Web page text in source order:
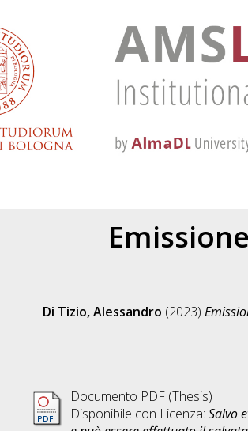
Di Tizio, Alessandro (2023)
Documento PDF (Thesis)
Disponibile con Licenza: Salvo